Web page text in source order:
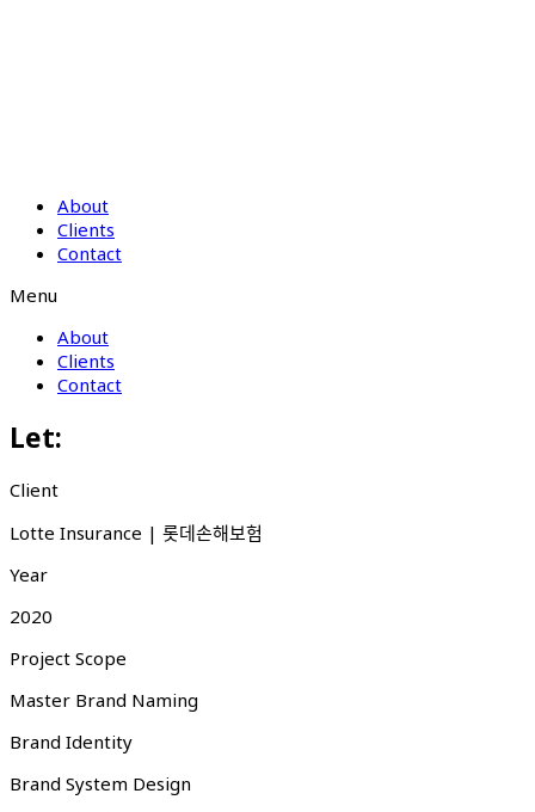
About
Clients
Contact
Menu
About
Clients
Contact
Let:
Client
Lotte Insurance | 롯데손해보험
Year
2020
Project Scope
Master Brand Naming
Brand Identity
Brand System Design